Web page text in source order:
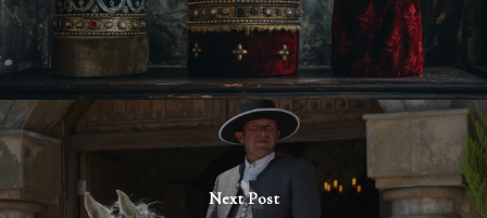
Next Post